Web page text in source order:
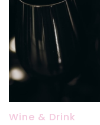
Wine & Drink